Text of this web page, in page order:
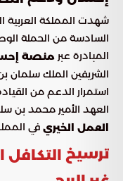
شهدت المملكة العربية
السادسة من الحملة
المبادرة عبر منصة
الشريفين الملك سلمان
استمرار الدعم من
العهد الأمير محمد بن
العمل الخيري في
ترسيخ التكافل